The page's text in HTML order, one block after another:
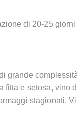
di 20-25
grande
e setosa, vino
stagionati.